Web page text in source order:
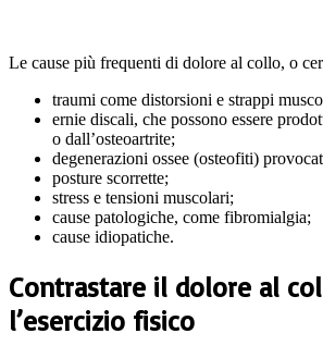
Le cause più frequenti di dolore al collo, o
traumi come distorsioni e strappi
ernie discali, che possono essere
o dall’osteoartrite;
degenerazioni ossee (osteofiti)
posture scorrette;
stress e tensioni muscolari;
cause patologiche, come fibromialgia;
cause idiopatiche.
Contrastare il dolore al
l’esercizio fisico